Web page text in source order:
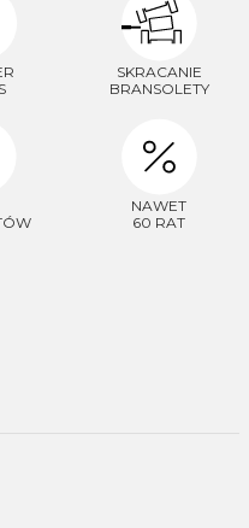
SKRACANIE
BRANSOLETY
NAWET
60 RAT